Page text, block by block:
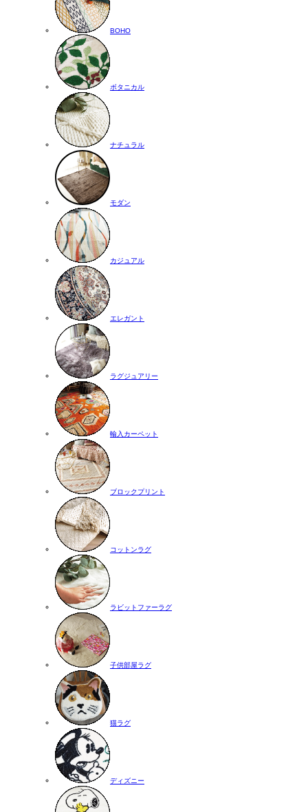
BOHO
ボタニカル
ナチュラル
モダン
カジュアル
エレガント
ラグジュアリー
輸入カーペット
ブロックプリント
コットンラグ
ラビットファーラグ
子供部屋ラグ
猫ラグ
ディズニー